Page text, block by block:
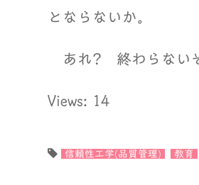
とならないか。
あれ? 終わらないぞ
Views: 14
信頼性工学(品質管理) 教育